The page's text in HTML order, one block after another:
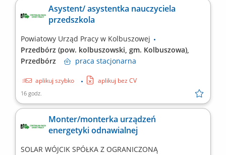
Asystent/ asystentka nauczyciela
przedszkola
Powiatowy Urząd Pracy w Kolbuszowej
Przedbórz (pow. kolbuszowski, gm. Kolbuszowa),
Przedbórz
praca stacjonarna
aplikuj szybko aplikuj bez CV
16 godz.
Monter/monterka urządzeń
energetyki odnawialnej
SOLAR WÓJCIK SPÓŁKA Z OGRANICZONĄ